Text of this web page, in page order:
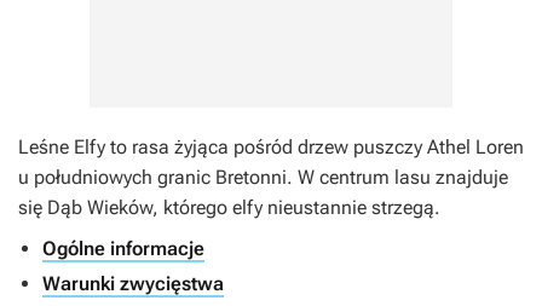
Leśne Elfy to rasa żyjąca pośród drzew puszczy Athel Loren
u południowych granic Bretonni. W centrum lasu znajduje
się Dąb Wieków, którego elfy nieustannie strzegą.
Ogólne informacje
Warunki zwycięstwa